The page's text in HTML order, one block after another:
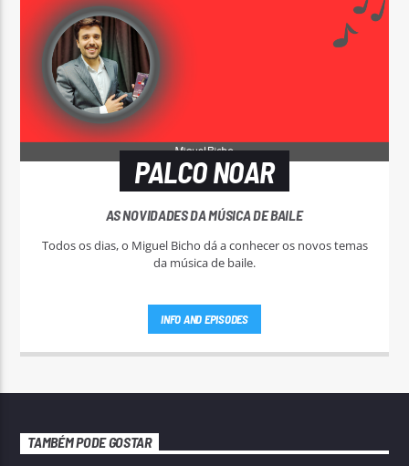
PALCO NOAR
AS NOVIDADES DA MÚSICA DE BAILE
Todos os dias, o Miguel Bicho dá a conhecer os novos temas
da música de baile.
INFO AND EPISODES
TAMBÉM PODE GOSTAR